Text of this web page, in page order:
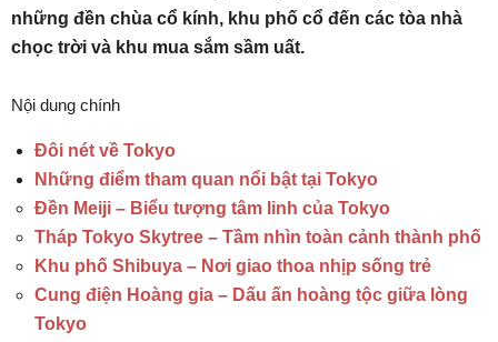
những đền chùa cổ kính, khu phố cổ đến các tòa nhà
chọc trời và khu mua sắm sầm uất.
Nội dung chính
Đôi nét về Tokyo
Những điểm tham quan nổi bật tại Tokyo
Đền Meiji – Biểu tượng tâm linh của Tokyo
Tháp Tokyo Skytree – Tầm nhìn toàn cảnh thành phố
Khu phố Shibuya – Nơi giao thoa nhịp sống trẻ
Cung điện Hoàng gia – Dấu ấn hoàng tộc giữa lòng
Tokyo